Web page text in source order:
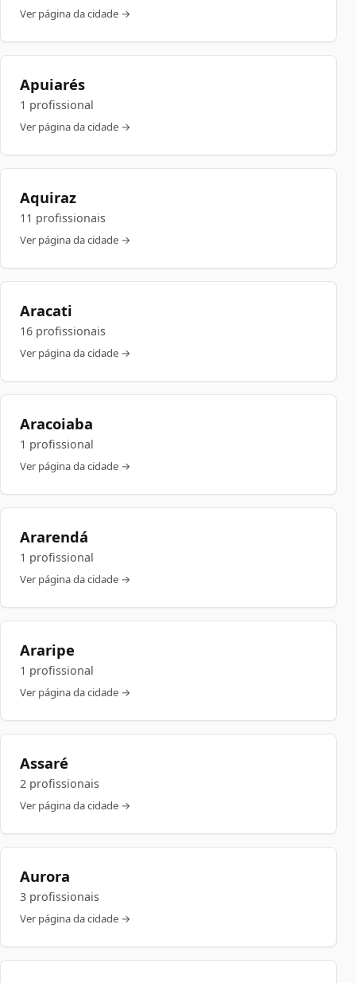
Ver página da cidade →
Apuiarés
1 profissional
Ver página da cidade →
Aquiraz
11 profissionais
Ver página da cidade →
Aracati
16 profissionais
Ver página da cidade →
Aracoiaba
1 profissional
Ver página da cidade →
Ararendá
1 profissional
Ver página da cidade →
Araripe
1 profissional
Ver página da cidade →
Assaré
2 profissionais
Ver página da cidade →
Aurora
3 profissionais
Ver página da cidade →